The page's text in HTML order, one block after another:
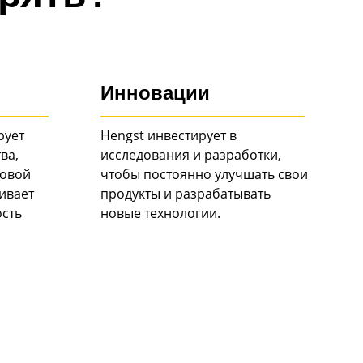
Инновации
Hengst инвестирует в
исследования и разработки,
чтобы постоянно улучшать свои
продукты и разрабатывать
новые технологии.